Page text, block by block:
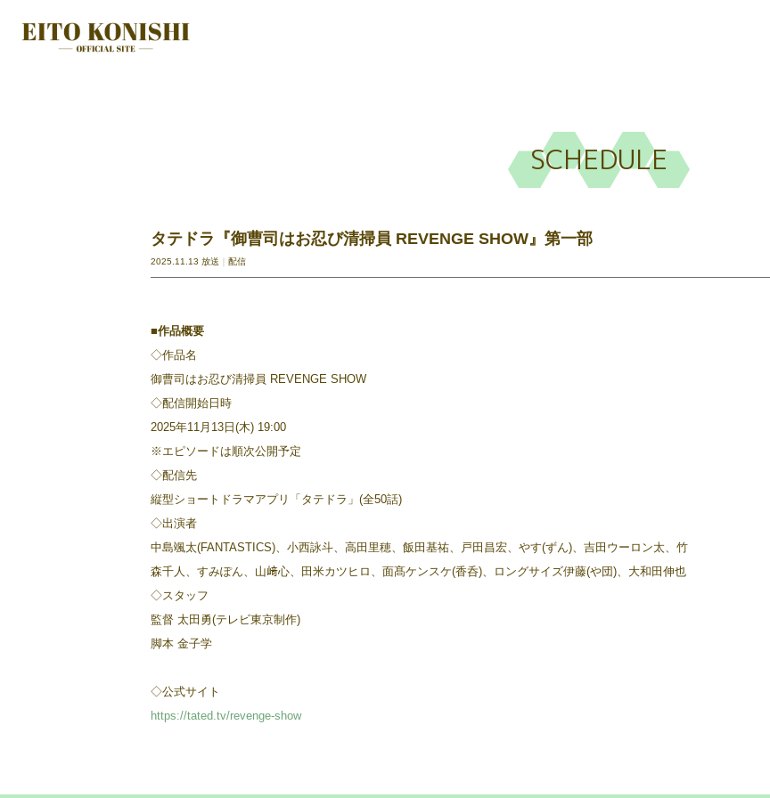
SCHEDULE
タテドラ『御曹司はお忍び清掃員 REVENGE SHOW』第一部
2025.11.13 放送 配信
■作品概要
◇作品名
御曹司はお忍び清掃員 REVENGE SHOW
◇配信開始日時
2025年11月13日(木) 19:00
※エピソードは順次公開予定
◇配信先
縦型ショートドラマアプリ「タテドラ」(全50話)
◇出演者
中島颯太(FANTASTICS)、小西詠斗、高田里穂、飯田基祐、戸田昌宏、やす(ずん)、吉田ウーロン太、竹
森千人、すみぽん、山﨑心、田米カツヒロ、面髙ケンスケ(香呑)、ロングサイズ伊藤(や団)、大和田伸也
◇スタッフ
監督 太田勇(テレビ東京制作)
脚本 金子学
◇公式サイト
https://tated.tv/revenge-show